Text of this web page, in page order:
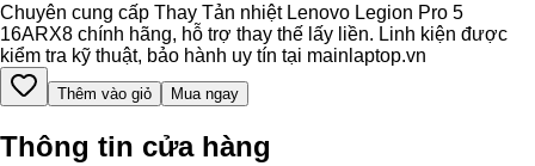
Chuyên cung cấp Thay Tản nhiệt Lenovo Legion Pro 5
16ARX8 chính hãng, hỗ trợ thay thế lấy liền. Linh kiện được
kiểm tra kỹ thuật, bảo hành uy tín tại mainlaptop.vn
Thêm vào giỏ Mua ngay
Thông tin cửa hàng